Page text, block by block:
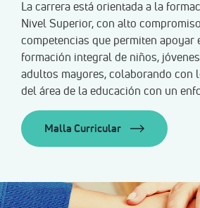
La carrera está orientada a la
Nivel Superior, con alto
competencias que permiten apoyar
formación integral de niños,
adultos mayores, colaborando con
del área de la educación con un
Malla Curricular